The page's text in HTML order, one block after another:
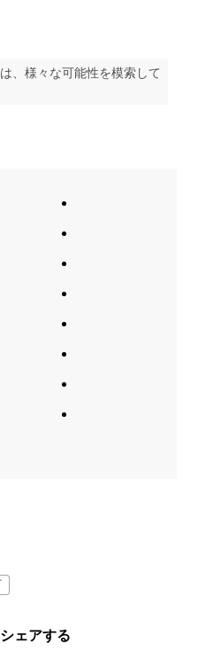
、様々な可能性を模索して
ェアする